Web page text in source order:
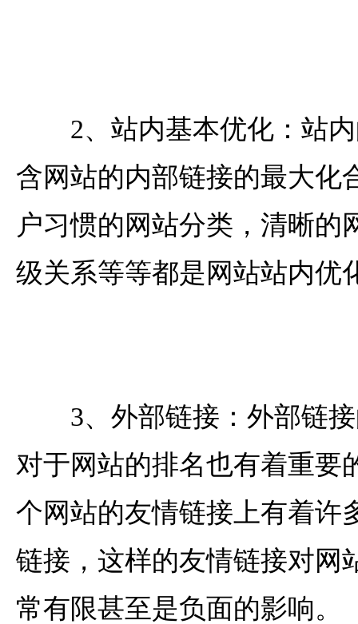
2、站内基本优化：站内
含网站的内部链接的最大化
户习惯的网站分类，清晰的
级关系等等都是网站站内优
3、外部链接：外部链接
对于网站的排名也有着重要
个网站的友情链接上有着许
链接，这样的友情链接对网
常有限甚至是负面的影响。